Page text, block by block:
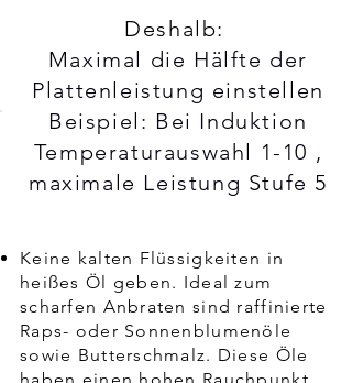
Deshalb:
Maximal die Hälfte der
Plattenleistung einstellen
Beispiel: Bei Induktion
Temperaturauswahl 1-10 ,
maximale Leistung Stufe 5
Keine kalten Flüssigkeiten in
heißes Öl geben. Ideal zum
scharfen Anbraten sind raffinierte
Raps- oder Sonnenblumenöle
sowie Butterschmalz. Diese Öle
haben einen hohen Rauchpunkt